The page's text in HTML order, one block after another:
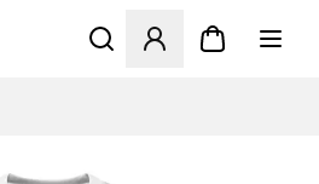
Åbner en Modal til at